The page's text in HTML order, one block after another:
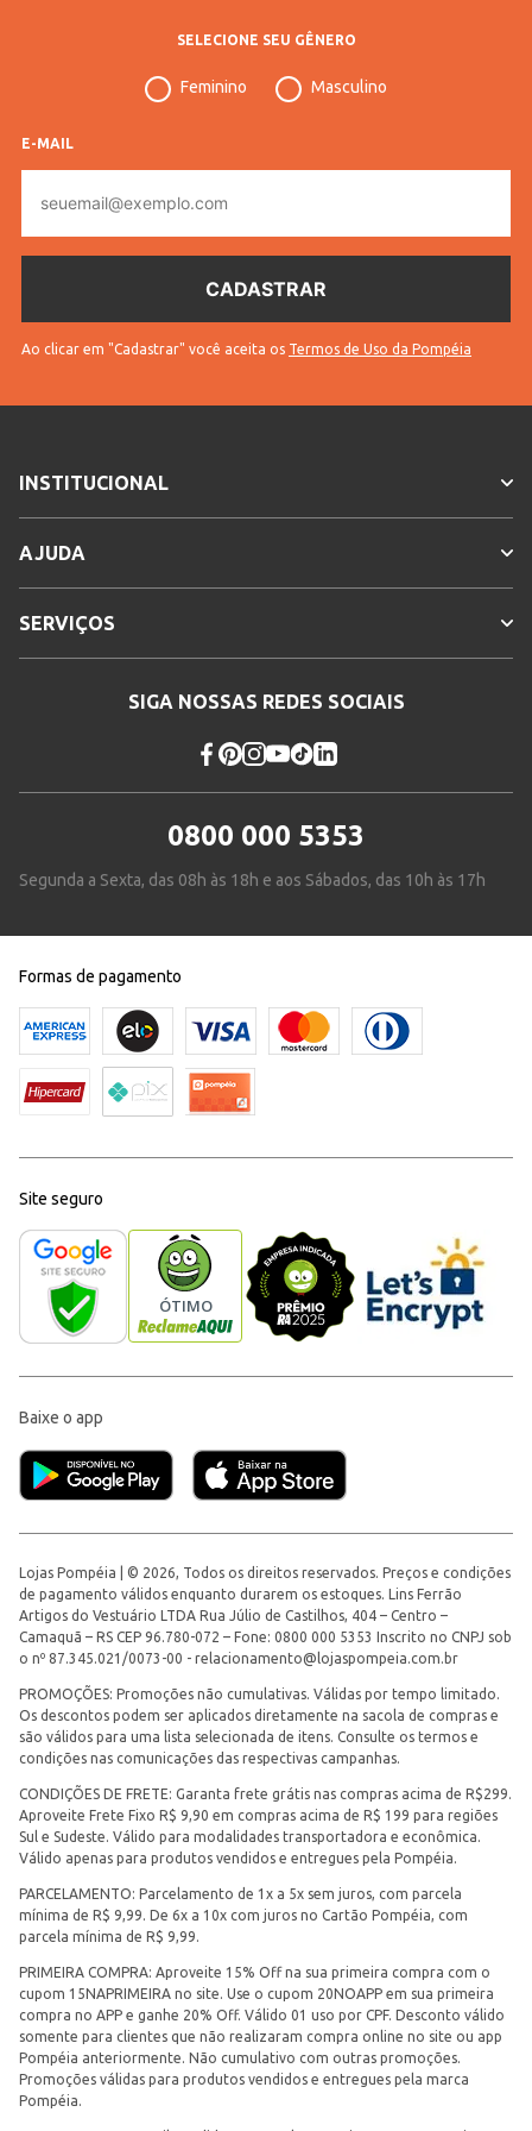
SELECIONE SEU GÊNERO
Feminino Masculino
E-MAIL
mail
Ao clicar em "Cadastrar" você aceita os Termos de Uso da Pompéia
INSTITUCIONAL
AJUDA
SERVIÇOS
SIGA NOSSAS REDES SOCIAIS
0800 000 5353
Segunda a Sexta, das 08h às 18h e aos Sábados, das 10h às 17h
Formas de pagamento
Site seguro
Baixe o app
Lojas Pompéia | © 2026, Todos os direitos reservados. Preços e condições
de pagamento válidos enquanto durarem os estoques. Lins Ferrão
Artigos do Vestuário LTDA Rua Júlio de Castilhos, 404 – Centro –
Camaquã – RS CEP 96.780-072 – Fone: 0800 000 5353 Inscrito no CNPJ sob
o nº 87.345.021/0073-00 - relacionamento@lojaspompeia.com.br
PROMOÇÕES: Promoções não cumulativas. Válidas por tempo limitado.
Os descontos podem ser aplicados diretamente na sacola de compras e
são válidos para uma lista selecionada de itens. Consulte os termos e
condições nas comunicações das respectivas campanhas.
CONDIÇÕES DE FRETE: Garanta frete grátis nas compras acima de R$299.
Aproveite Frete Fixo R$ 9,90 em compras acima de R$ 199 para regiões
Sul e Sudeste. Válido para modalidades transportadora e econômica.
Válido apenas para produtos vendidos e entregues pela Pompéia.
PARCELAMENTO: Parcelamento de 1x a 5x sem juros, com parcela
mínima de R$ 9,99. De 6x a 10x com juros no Cartão Pompéia, com
parcela mínima de R$ 9,99.
PRIMEIRA COMPRA: Aproveite 15% Off na sua primeira compra com o
cupom 15NAPRIMEIRA no site. Use o cupom 20NOAPP em sua primeira
compra no APP e ganhe 20% Off. Válido 01 uso por CPF. Desconto válido
somente para clientes que não realizaram compra online no site ou app
Pompéia anteriormente. Não cumulativo com outras promoções.
Promoções válidas para produtos vendidos e entregues pela marca
Pompéia.